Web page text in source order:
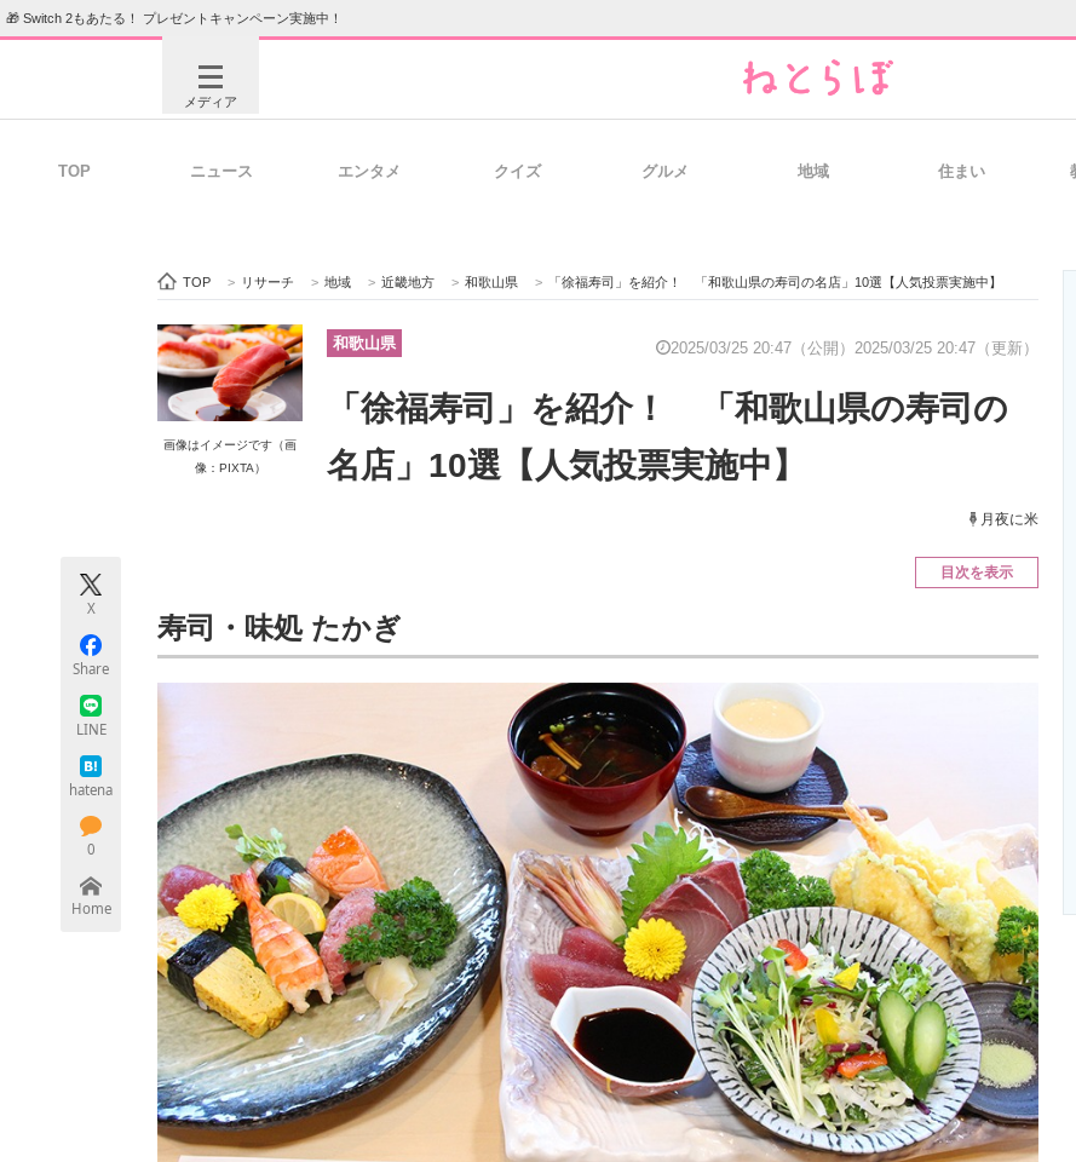
🎁 Switch 2もあたる！ プレゼントキャンペーン実施中！
メディア
ビジネスと働き方のヒント 経営リーダー
ITエンジニア向け専門サイト 企業向けIT製品の総合サイト IT製品の技術・比較・事例 製造業のIT導
エネルギーの
TOP ニュース エンタメ クイズ グルメ 地域 住まい
TOP > リサーチ > 地域 > 近畿地方 > 和歌山県 > 「徐福寿司」を紹介！ 「和歌山県の寿司の名店」10選【人気投票実施中】
画像はイメージです（画
像：PIXTA）
和歌山県 2025/03/25 20:47（公開） 2025/03/25 20:47（更新）
「徐福寿司」を紹介！ 「和歌山県の寿司の
名店」10選【人気投票実施中】
月夜に米
X
Share
LINE
hatena
0
Home
目次を表示
寿司・味処 たかぎ